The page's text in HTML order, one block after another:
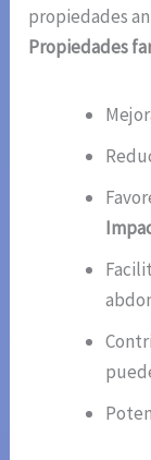
propiedades
Propiedades